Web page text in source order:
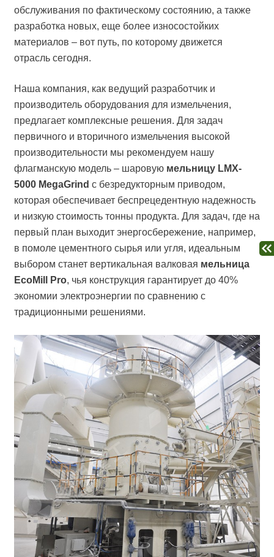
обслуживания по фактическому состоянию, а также
разработка новых, еще более износостойких
материалов – вот путь, по которому движется
отрасль сегодня.
Наша компания, как ведущий разработчик и
производитель оборудования для измельчения,
предлагает комплексные решения. Для задач
первичного и вторичного измельчения высокой
производительности мы рекомендуем нашу
флагманскую модель – шаровую мельницу LMX-
5000 MegaGrind с безредукторным приводом,
которая обеспечивает беспрецедентную надежность
и низкую стоимость тонны продукта. Для задач, где на
первый план выходит энергосбережение, например,
в помоле цементного сырья или угля, идеальным
выбором станет вертикальная валковая мельница
EcoMill Pro, чья конструкция гарантирует до 40%
экономии электроэнергии по сравнению с
традиционными решениями.